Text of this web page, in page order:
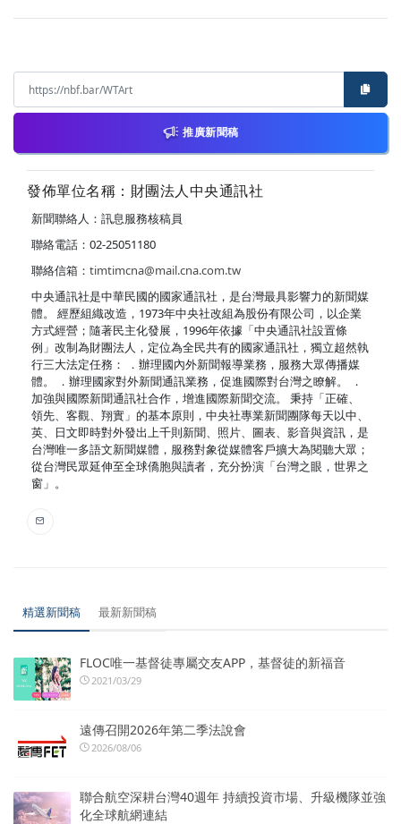
推廣新聞稿
發佈單位名稱：財團法人中央通訊社
新聞聯絡人：訊息服務核稿員
聯絡電話：02-25051180
聯絡信箱： timtimcna@mail.cna.com.tw
中央通訊社是中華民國的國家通訊社，是台灣最具影響力的新聞媒
體。 經歷組織改造，1973年中央社改組為股份有限公司，以企業
方式經營；隨著民主化發展，1996年依據「中央通訊社設置條
例」改制為財團法人，定位為全民共有的國家通訊社，獨立超然執
行三大法定任務： ．辦理國內外新聞報導業務，服務大眾傳播媒
體。 ．辦理國家對外新聞通訊業務，促進國際對台灣之瞭解。 ．
加強與國際新聞通訊社合作，增進國際新聞交流。 秉持「正確、
領先、客觀、翔實」的基本原則，中央社專業新聞團隊每天以中、
英、日文即時對外發出上千則新聞、照片、圖表、影音與資訊，是
台灣唯一多語文新聞媒體，服務對象從媒體客戶擴大為閱聽大眾；
從台灣民眾延伸至全球僑胞與讀者，充分扮演「台灣之眼，世界之
窗」。
精選新聞稿 最新新聞稿
FLOC唯一基督徒專屬交友APP，基督徒的新福音
2021/03/29
遠傳召開2026年第二季法說會
2026/08/06
聯合航空深耕台灣40週年 持續投資市場、升級機隊並強
化全球航網連結